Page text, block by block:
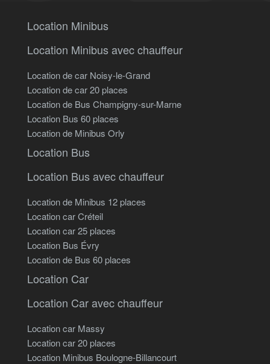
Location Minibus
Location Minibus avec chauffeur
Location de car Noisy-le-Grand
Location de car 20 places
Location de Bus Champigny-sur-Marne
Location Bus 60 places
Location de Minibus Orly
Location Bus
Location Bus avec chauffeur
Location de Minibus 12 places
Location car Créteil
Location car 25 places
Location Bus Évry
Location de Bus 60 places
Location Car
Location Car avec chauffeur
Location car Massy
Location car 20 places
Location Minibus Boulogne-Billancourt